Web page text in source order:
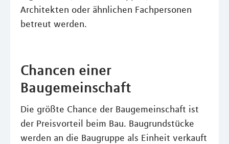
Architekten oder ähnlichen Fachpersonen
betreut werden.
Chancen einer
Baugemeinschaft
Die größte Chance der Baugemeinschaft ist
der Preisvorteil beim Bau. Baugrundstücke
werden an die Baugruppe als Einheit verkauft